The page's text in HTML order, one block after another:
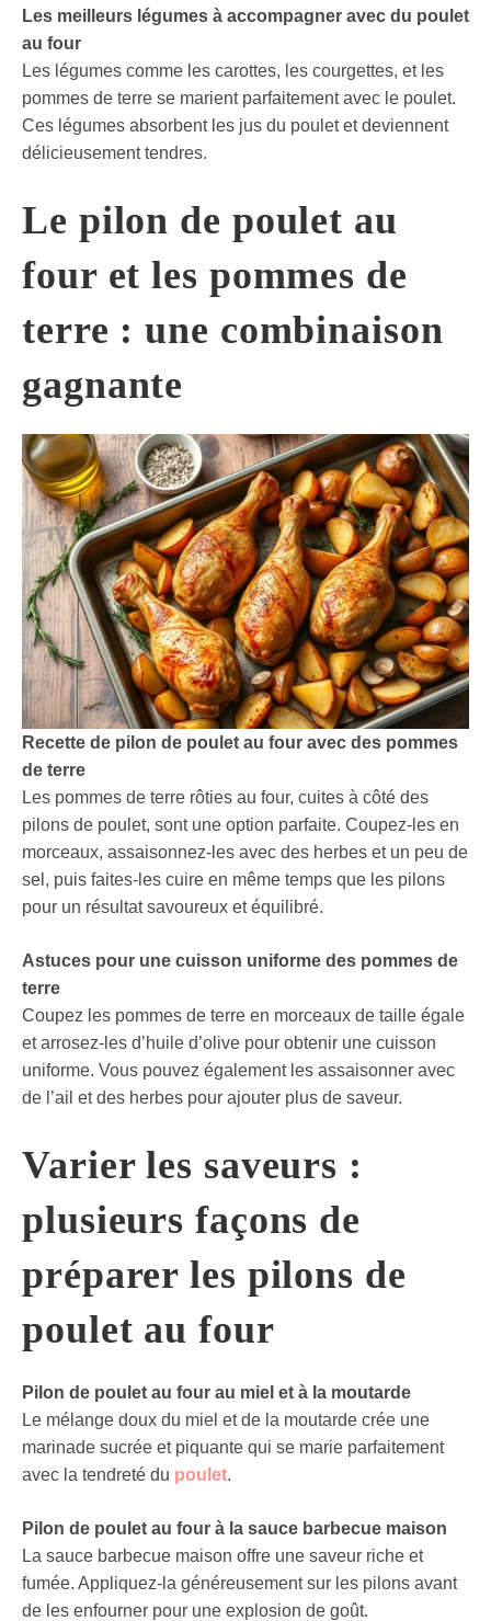
Les meilleurs légumes à accompagner avec du poulet
au four
Les légumes comme les carottes, les courgettes, et les
pommes de terre se marient parfaitement avec le poulet.
Ces légumes absorbent les jus du poulet et deviennent
délicieusement tendres.
Le pilon de poulet au
four et les pommes de
terre : une combinaison
gagnante
Recette de pilon de poulet au four avec des pommes
de terre
Les pommes de terre rôties au four, cuites à côté des
pilons de poulet, sont une option parfaite. Coupez-les en
morceaux, assaisonnez-les avec des herbes et un peu de
sel, puis faites-les cuire en même temps que les pilons
pour un résultat savoureux et équilibré.
Astuces pour une cuisson uniforme des pommes de
terre
Coupez les pommes de terre en morceaux de taille égale
et arrosez-les d’huile d’olive pour obtenir une cuisson
uniforme. Vous pouvez également les assaisonner avec
de l’ail et des herbes pour ajouter plus de saveur.
Varier les saveurs :
plusieurs façons de
préparer les pilons de
poulet au four
Pilon de poulet au four au miel et à la moutarde
Le mélange doux du miel et de la moutarde crée une
marinade sucrée et piquante qui se marie parfaitement
avec la tendreté du poulet.
Pilon de poulet au four à la sauce barbecue maison
La sauce barbecue maison offre une saveur riche et
fumée. Appliquez-la généreusement sur les pilons avant
de les enfourner pour une explosion de goût.